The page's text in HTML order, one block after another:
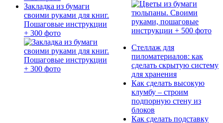
Закладка из бумаги
своими руками для книг.
Пошаговые инструкции
+ 300 фото
Стеллаж для
пиломатериалов: как
сделать скрытую систему
для хранения
Как сделать высокую
клумбу – строим
подпорную стену из
блоков
Как сделать подставку